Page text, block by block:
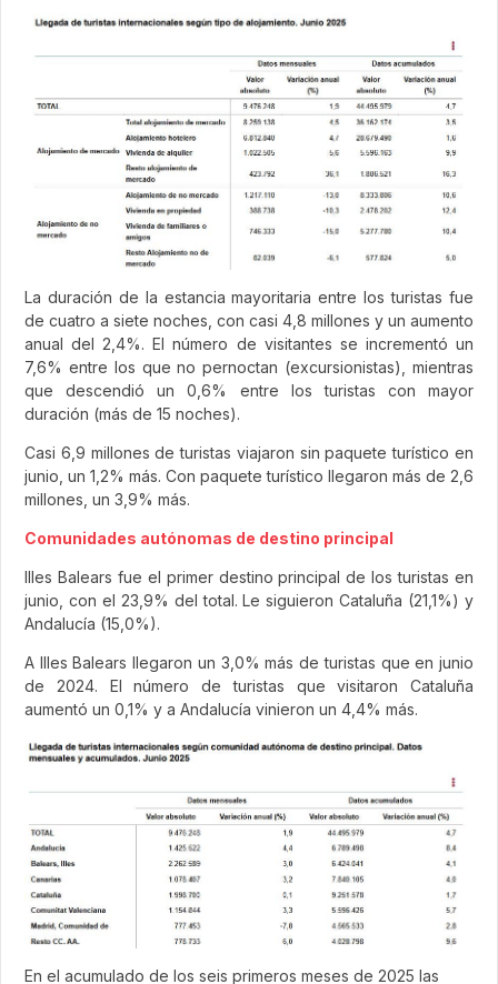
La duración de la estancia mayoritaria entre los turistas fue
de cuatro a siete noches, con casi 4,8 millones y un aumento
anual del 2,4%. El número de visitantes se incrementó un
7,6% entre los que no pernoctan (excursionistas), mientras
que descendió un 0,6% entre los turistas con mayor
duración (más de 15 noches).
Casi 6,9 millones de turistas viajaron sin paquete turístico en
junio, un 1,2% más. Con paquete turístico llegaron más de 2,6
millones, un 3,9% más.
Comunidades autónomas de destino principal
Illes Balears fue el primer destino principal de los turistas en
junio, con el 23,9% del total. Le siguieron Cataluña (21,1%) y
Andalucía (15,0%).
A Illes Balears llegaron un 3,0% más de turistas que en junio
de 2024. El número de turistas que visitaron Cataluña
aumentó un 0,1% y a Andalucía vinieron un 4,4% más.
En el acumulado de los seis primeros meses de 2025 las